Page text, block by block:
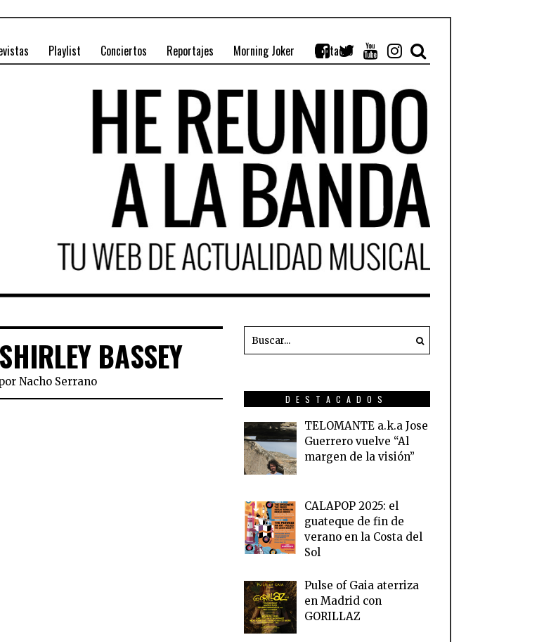
Playlist Conciertos Reportajes Morning Joker Contacto
BASSEY
Nacho Serrano
DESTACADOS
TELOMANTE a.k.a Jose
Guerrero vuelve “Al
margen de la visión”
CALAPOP 2025: el
guateque de fin de
verano en la Costa del
Sol
Pulse of Gaia aterriza
en Madrid con
GORILLAZ